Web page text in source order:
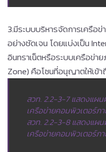
3.มีระบบบริหารจัดการเครือ
อย่างชัดเจน โดยแบ่งเป็น
อินทราเน็ตหรือระบบเครือข่า
Zone) คือโซนที่อนุญาตให้เข้า
สวท. 2.2-3-7 แสดงแผ
เครือข่ายคอมพิวเตอร์ภ
สวท. 2.2-3-8 แสดงแผ
เครือข่ายคอมพิวเตอร์ภ